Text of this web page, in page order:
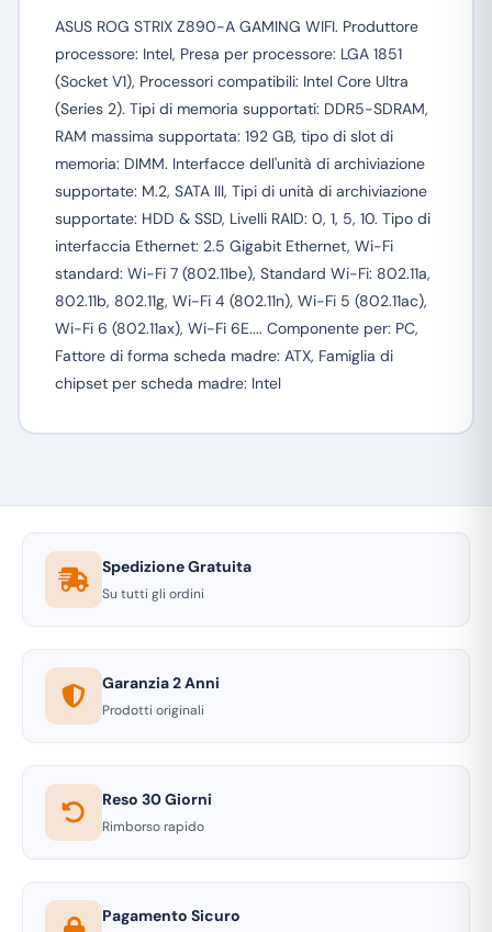
ASUS ROG STRIX Z890-A GAMING WIFI. Produttore
processore: Intel, Presa per processore: LGA 1851
(Socket V1), Processori compatibili: Intel Core Ultra
(Series 2). Tipi di memoria supportati: DDR5-SDRAM,
RAM massima supportata: 192 GB, tipo di slot di
memoria: DIMM. Interfacce dell'unità di archiviazione
supportate: M.2, SATA III, Tipi di unità di archiviazione
supportate: HDD & SSD, Livelli RAID: 0, 1, 5, 10. Tipo di
interfaccia Ethernet: 2.5 Gigabit Ethernet, Wi-Fi
standard: Wi-Fi 7 (802.11be), Standard Wi-Fi: 802.11a,
802.11b, 802.11g, Wi-Fi 4 (802.11n), Wi-Fi 5 (802.11ac),
Wi-Fi 6 (802.11ax), Wi-Fi 6E.... Componente per: PC,
Fattore di forma scheda madre: ATX, Famiglia di
chipset per scheda madre: Intel
Spedizione Gratuita
Su tutti gli ordini
Garanzia 2 Anni
Prodotti originali
Reso 30 Giorni
Rimborso rapido
Pagamento Sicuro